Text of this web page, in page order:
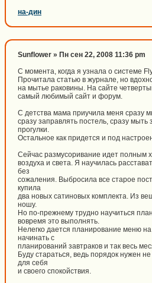
на-дин
Sunflower » Пн сен 22, 2008 11:36 pm
С момента, когда я узнала о системе
Прочитала статью в журнале, но
на мытье раковины. На сайте
самый любимый сайт и форум.
С детства мама приучила меня сразу
сразу заправлять постель, сразу мыть
прогулки.
Остальное как придется и под
Сейчас размусоривание идет полным
воздуха и света. Я научилась
без
сожаления. Выбросила все старое
купила
два новых сатиновых комплекта. Из
ношу.
Но по-прежнему трудно научиться
вовремя это выполнять.
Нелегко дается планирование меню
начинать с
планирований завтраков и так весь
Буду стараться, ведь порядок нужен не
для себя
и своего спокойствия.